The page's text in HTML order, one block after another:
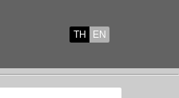
TH EN